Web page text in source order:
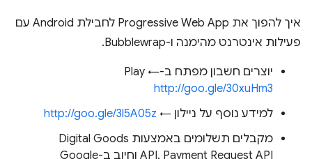
איך להפוך את Progressive Web App לחבילת Android עם
פעילות אינטרנט מהימנה ו-Bubblewrap.
יוצרים חשבון מפתח ב-Play ←
http://goo.gle/30xuHm3
למידע נוסף על ניילון ← http://goo.gle/3l5A05z
מקבלים תשלומים באמצעות Digital Goods
API, Payment Request API וחיוב ב-Google